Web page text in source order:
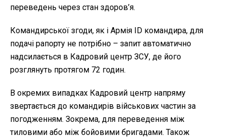
переведень через стан здоров’я.
Командирської згоди, як і Армія ID командира, для
подачі рапорту не потрібно – запит автоматично
надсилається в Кадровий центр ЗСУ, де його
розглянуть протягом 72 годин.
В окремих випадках Кадровий центр напряму
звертається до командирів військових частин за
погодженням. Зокрема, для переведення між
тиловими або між бойовими бригадами. Також